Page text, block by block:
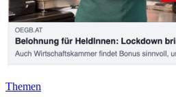
Themen